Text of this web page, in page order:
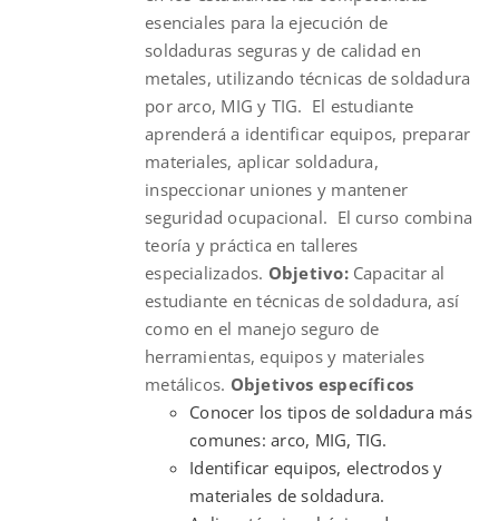
esenciales para la ejecución de
soldaduras seguras y de calidad en
metales, utilizando técnicas de soldadura
por arco, MIG y TIG. El estudiante
aprenderá a identificar equipos, preparar
materiales, aplicar soldadura,
inspeccionar uniones y mantener
seguridad ocupacional. El curso combina
teoría y práctica en talleres
especializados. Objetivo:Capacitar al
estudiante en técnicas de soldadura, así
como en el manejo seguro de
herramientas, equipos y materiales
metálicos. Objetivos específicos
Conocer los tipos de soldadura más
comunes: arco, MIG, TIG.
Identificar equipos, electrodos y
materiales de soldadura.